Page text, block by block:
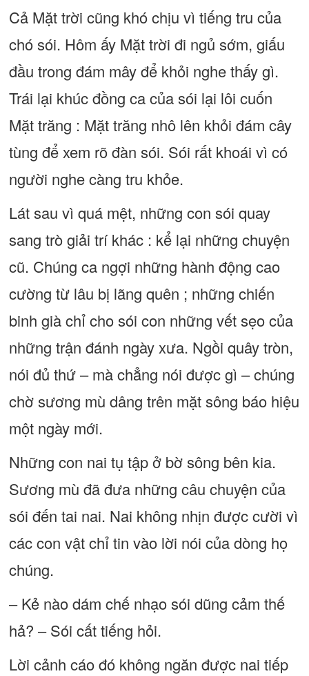
Cả Mặt trời cũng khó chịu vì tiếng tru của
chó sói. Hôm ấy Mặt trời đi ngủ sớm, giấu
đầu trong đám mây để khỏi nghe thấy gì.
Trái lại khúc đồng ca của sói lại lôi cuốn
Mặt trăng : Mặt trăng nhô lên khỏi đám cây
tùng để xem rõ đàn sói. Sói rất khoái vì có
người nghe càng tru khỏe.
Lát sau vì quá mệt, những con sói quay
sang trò giải trí khác : kể lại những chuyện
cũ. Chúng ca ngợi những hành động cao
cường từ lâu bị lãng quên ; những chiến
binh già chỉ cho sói con những vết sẹo của
những trận đánh ngày xưa. Ngồi quây tròn,
nói đủ thứ – mà chẳng nói được gì – chúng
chờ sương mù dâng trên mặt sông báo hiệu
một ngày mới.
Những con nai tụ tập ở bờ sông bên kia.
Sương mù đã đưa những câu chuyện của
sói đến tai nai. Nai không nhịn được cười vì
các con vật chỉ tin vào lời nói của dòng họ
chúng.
– Kẻ nào dám chế nhạo sói dũng cảm thế
hả? – Sói cất tiếng hỏi.
Lời cảnh cáo đó không ngăn được nai tiếp